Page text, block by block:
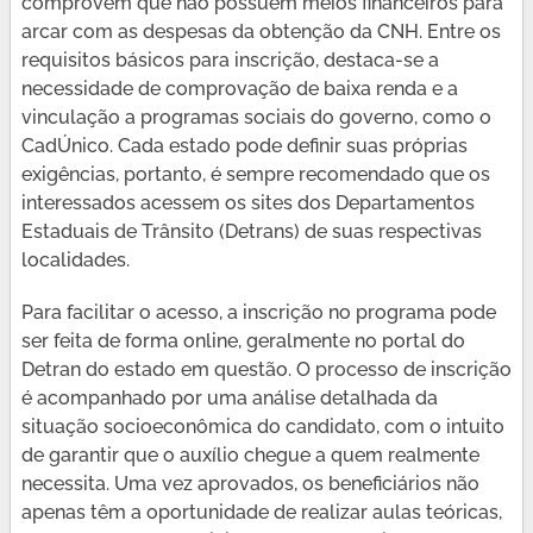
arcar com as despesas da obtenção da CNH. Entre os
requisitos básicos para inscrição, destaca-se a
necessidade de comprovação de baixa renda e a
vinculação a programas sociais do governo, como o
CadÚnico. Cada estado pode definir suas próprias
exigências, portanto, é sempre recomendado que os
interessados acessem os sites dos Departamentos
Estaduais de Trânsito (Detrans) de suas respectivas
localidades.
Para facilitar o acesso, a inscrição no programa pode
ser feita de forma online, geralmente no portal do
Detran do estado em questão. O processo de inscrição
é acompanhado por uma análise detalhada da
situação socioeconômica do candidato, com o intuito
de garantir que o auxílio chegue a quem realmente
necessita. Uma vez aprovados, os beneficiários não
apenas têm a oportunidade de realizar aulas teóricas,